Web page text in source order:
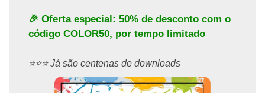
🎉 Oferta especial: 50% de desconto com o
código COLOR50, por tempo limitado
⭐️⭐️⭐️ Já são centenas de downloads